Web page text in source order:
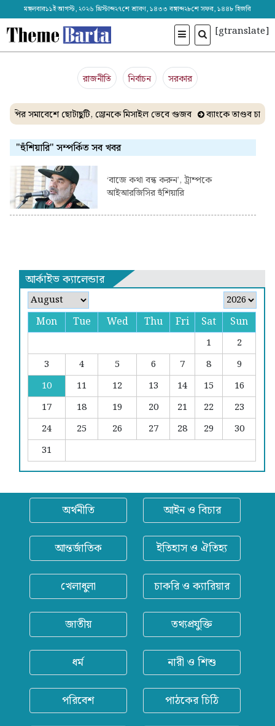
মঙ্গলবার১১ই আগস্ট, ২০২৬ খ্রিস্টাব্দ২৭শে শ্রাবণ, ১৪৩৩ বঙ্গাব্দ২৮শে সফর, ১৪৪৮ হিজরি
[gtranslate]
রাজনীতি নির্বাচন সরকার
সমাবেশে ছোটাছুটি, ড্রোনকে মিসাইল ভেবে গুজব ব্যাংকে তাণ্ডব
"হুঁশিয়ারি" সম্পর্কিত সব খবর
‘বাজে কথা বন্ধ করুন’, ট্রাম্পকে
আইআরজিসির হুঁশিয়ারি
আর্কাইভ ক্যালেন্ডার
Mon Tue Wed Thu Fri Sat Sun
1
2
3
4 5 6 7 8
9
10
11 12 13 14 15
16
17
18 19 20 21 22
23
24
25 26 27 28 29
30
31
অর্থনীতি আইন ও বিচার
আন্তর্জাতিক ইতিহাস ও ঐতিহ্য
খেলাধুলা চাকরি ও ক্যারিয়ার
জাতীয় তথ্যপ্রযুক্তি
ধর্ম নারী ও শিশু
পরিবেশ পাঠকের চিঠি